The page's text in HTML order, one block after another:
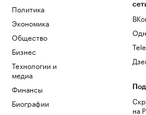
Политика
Экономика
Общество
Бизнес
Технологии и
медиа
Финансы
Биографии
на